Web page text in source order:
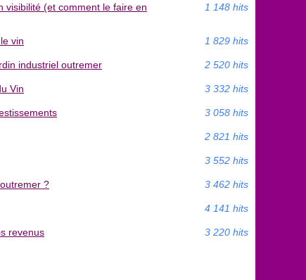
visibilité (et comment le faire en
1 148 hits
vin 1 829 hits
industriel outremer 2 520 hits
Vin 3 332 hits
3 058 hits
2 821 hits
3 552 hits
? 3 462 hits
4 141 hits
revenus 3 220 hits